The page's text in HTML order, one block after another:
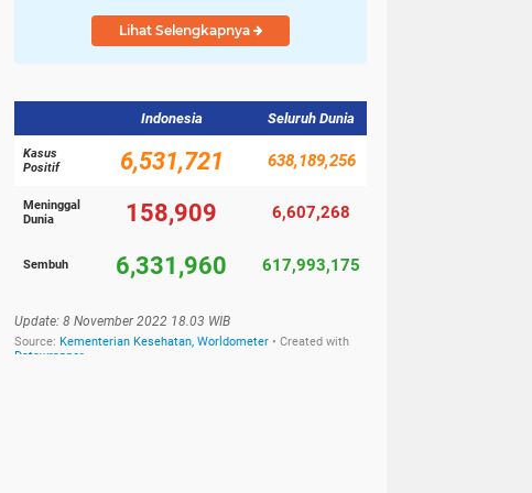
Lihat Selengkapnya